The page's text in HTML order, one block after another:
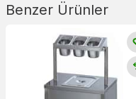
Benzer Ürünler